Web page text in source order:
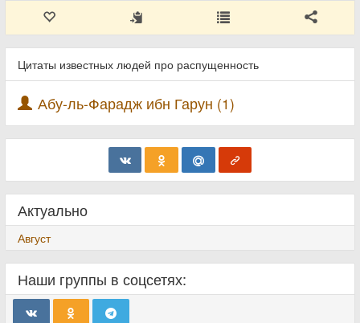
Цитаты известных людей про распущенность
Абу-ль-Фарадж ибн Гарун (1)
Актуально
Август
Наши группы в соцсетях: